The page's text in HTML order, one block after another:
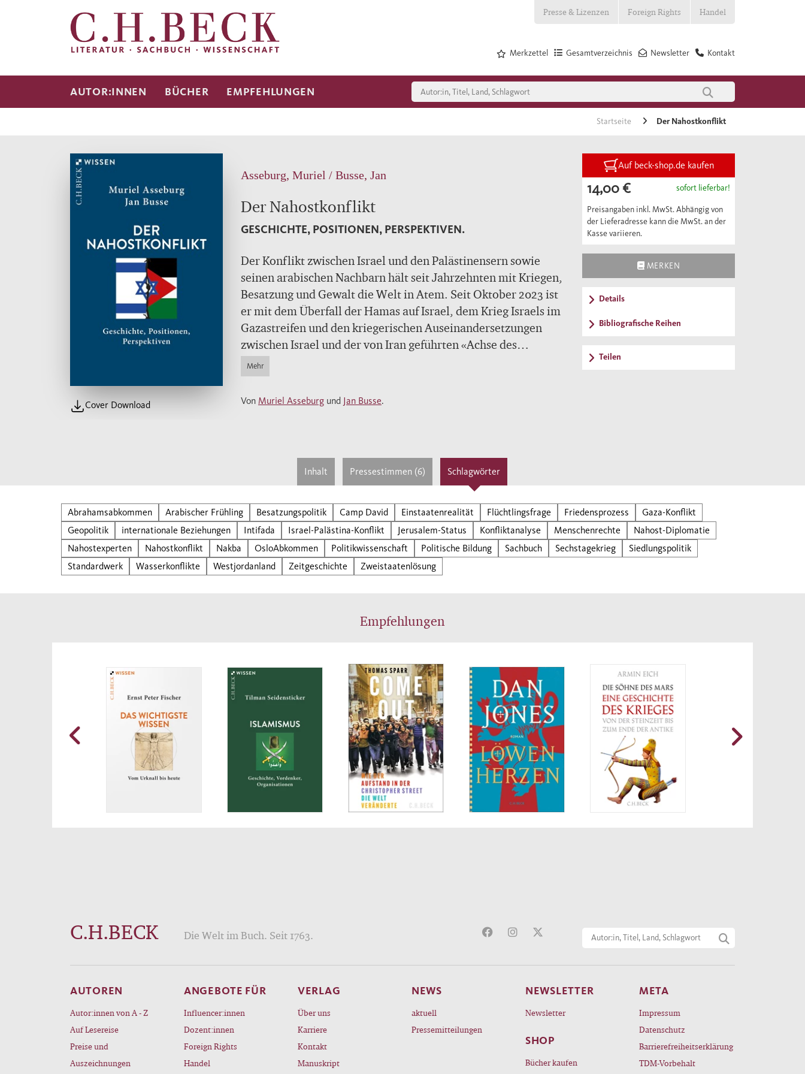
Presse & Lizenzen Foreign Rights Handel
Kontakt
Newsletter
Gesamtverzeichnis
Merkzettel
AUTOR:INNEN BÜCHER EMPFEHLUNGEN
Startseite Der Nahostkonflikt
Cover Download
Asseburg, Muriel / Busse, Jan
Der Nahostkonflikt
GESCHICHTE, POSITIONEN, PERSPEKTIVEN.
Der Konflikt zwischen Israel und den Palästinensern sowie
seinen arabischen Nachbarn hält seit Jahrzehnten mit Kriegen,
Besatzung und Gewalt die Welt in Atem. Seit Oktober 2023 ist
er mit dem Überfall der Hamas auf Israel, dem Krieg Israels im
Gazastreifen und den kriegerischen Auseinandersetzungen
zwischen Israel und der von Iran geführten «Achse des
Widerstands» in zuvor unvorstellbarer Weise eskaliert. Die
Autoren zeichnen die Geschichte des Konflikts nach,
beschreiben die wichtigsten Streitpunkte – von Jerusalem über
Mehr
Von Muriel Asseburg und Jan Busse.
Auf beck-shop.de kaufen
14,00 € sofort lieferbar!
Preisangaben inkl. MwSt. Abhängig von
der Lieferadresse kann die MwSt. an der
Kasse variieren.
MERKEN
Details
Bibliografische Reihen
Teilen
Inhalt Pressestimmen (6) Schlagwörter
Abrahamsabkommen Arabischer Frühling Besatzungspolitik Camp David Einstaatenrealität Flüchtlingsfrage Friedensprozess
Gaza-Konflikt
Geopolitik
internationale Beziehungen Intifada Israel-Palästina-Konflikt Jerusalem-Status Konfliktanalyse Menschenrechte
Nahost-Diplomatie
Nahostexperten
Nahostkonflikt Nakba OsloAbkommen Politikwissenschaft Politische Bildung Sachbuch Sechstagekrieg
Siedlungspolitik
Standardwerk
Wasserkonflikte Westjordanland Zeitgeschichte Zweistaatenlösung
Empfehlungen
C.H.BECK Die Welt im Buch. Seit 1763.
AUTOREN
Autor:innen von A - Z
Auf Lesereise
Preise und
Auszeichnungen
ANGEBOTE FÜR
Influencer:innen
Dozent:innen
Foreign Rights
Handel
VERLAG
Über uns
Karriere
Kontakt
Manuskript
NEWS
aktuell
Pressemitteilungen
NEWSLETTER
Newsletter
SHOP
Bücher kaufen
META
Impressum
Datenschutz
Barrierefreiheitserklärung
TDM-Vorbehalt